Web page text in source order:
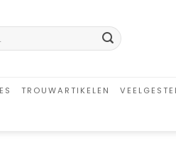
TROUWARTIKELEN